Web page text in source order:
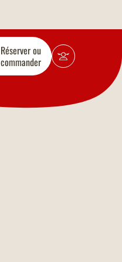
Réserver ou
commander